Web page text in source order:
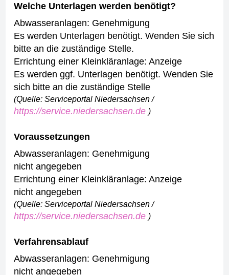
Welche Unterlagen werden benötigt?
Abwasseranlagen: Genehmigung
Es werden Unterlagen benötigt. Wenden Sie sich
bitte an die zuständige Stelle.
Errichtung einer Kleinkläranlage: Anzeige
Es werden ggf. Unterlagen benötigt. Wenden Sie
sich bitte an die zuständige Stelle
(Quelle: Serviceportal Niedersachsen /
https://service.niedersachsen.de )
Voraussetzungen
Abwasseranlagen: Genehmigung
nicht angegeben
Errichtung einer Kleinkläranlage: Anzeige
nicht angegeben
(Quelle: Serviceportal Niedersachsen /
https://service.niedersachsen.de )
Verfahrensablauf
Abwasseranlagen: Genehmigung
nicht angegeben